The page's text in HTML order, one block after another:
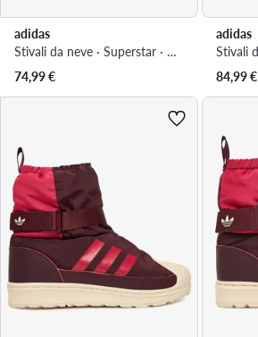
adidas
Stivali da neve · Superstar · Nero
74,99€
adidas
84,99€